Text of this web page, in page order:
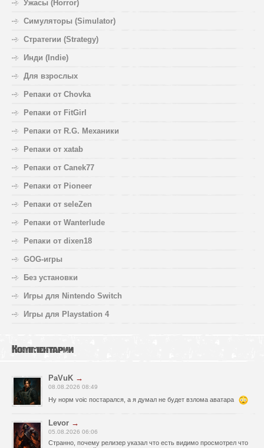
Ужасы (Horror)
Симуляторы (Simulator)
Стратегии (Strategy)
Инди (Indie)
Для взрослых
Репаки от Chovka
Репаки от FitGirl
Репаки от R.G. Механики
Репаки от xatab
Репаки от Canek77
Репаки от Pioneer
Репаки от seleZen
Репаки от Wanterlude
Репаки от dixen18
GOG-игры
Без установки
Игры для Nintendo Switch
Игры для Playstation 4
Комментарии
PaVuK →
08.08.2026 08:49
Ну норм voic постарался, а я думал не будет взлома аватара
Levor →
05.08.2026 06:06
Странно, почему релизер указал что есть видимо просмотрел что